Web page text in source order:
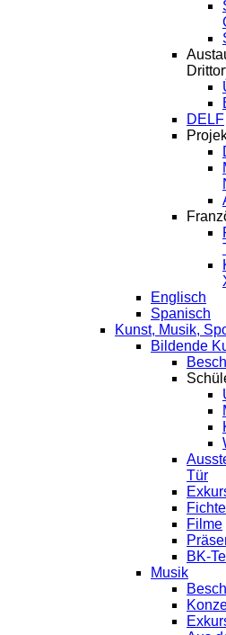
DELF
Englisch
Spanisch
Kunst, Musik,
Bildende
Tür
Filme
BK-
Musik